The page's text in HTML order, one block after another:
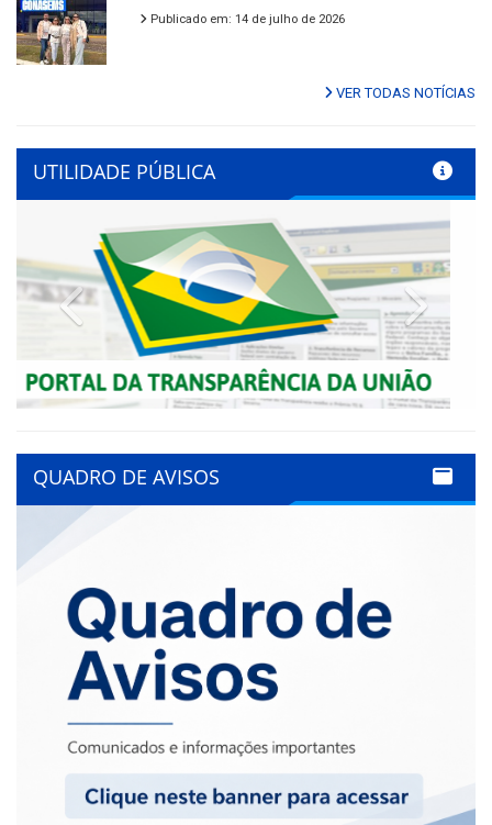
Publicado em: 14 de julho de 2026
VER TODAS NOTÍCIAS
UTILIDADE PÚBLICA
Previous
QUADRO DE AVISOS